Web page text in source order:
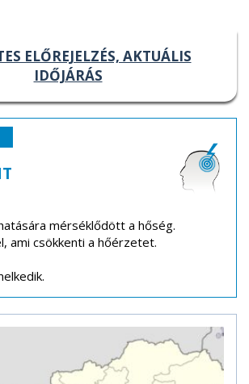
ELŐREJELZÉS, AKTUÁLIS
IDŐJÁRÁS
mérséklődött a hőség.
ami csökkenti a hőérzetet.